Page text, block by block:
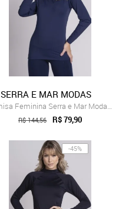
SERRA E MAR MODAS
Camisa Feminina Serra e Mar Modas Térmic...
R$ 144,56 R$ 79,90
-45%